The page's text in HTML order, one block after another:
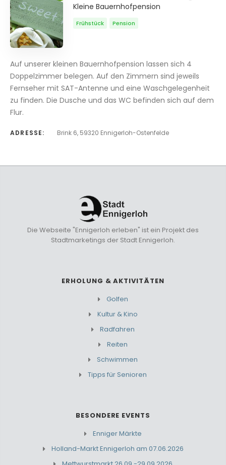
Kleine Bauernhofpension
Frühstück Pension
Auf unserer kleinen Bauernhofpension lassen sich 4
Doppelzimmer belegen. Auf den Zimmern sind jeweils
Fernseher mit SAT-Antenne und eine Waschgelegenheit
zu finden. Die Dusche und das WC befinden sich auf dem
Flur.
ADRESSE: Brink 6, 59320 Ennigerloh-Ostenfelde
Die Webseite "Ennigerloh erleben" ist ein Projekt des
Stadtmarketings der Stadt Ennigerloh.
ERHOLUNG & AKTIVITÄTEN
Golfen
Kultur & Kino
Radfahren
Reiten
Schwimmen
Tipps für Senioren
BESONDERE EVENTS
Enniger Märkte
Holland-Markt Ennigerloh am 07.06.2026